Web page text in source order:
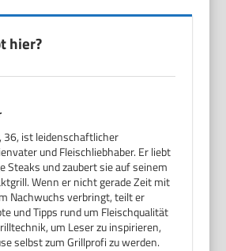
hier?
36, ist leidenschaftlicher
und Fleischliebhaber. Er liebt
Steaks und zaubert sie auf seinem
Wenn er nicht gerade Zeit mit
Nachwuchs verbringt, teilt er
und Tipps rund um Fleischqualität
um Leser zu inspirieren,
selbst zum Grillprofi zu werden.